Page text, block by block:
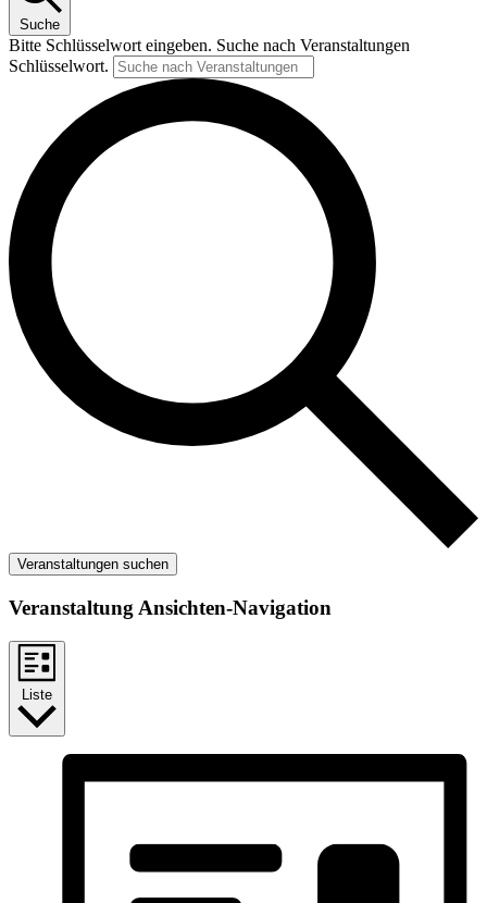
Suche
Bitte Schlüsselwort eingeben. Suche nach Veranstaltungen
Schlüsselwort.
Veranstaltungen suchen
Veranstaltung Ansichten-Navigation
Liste